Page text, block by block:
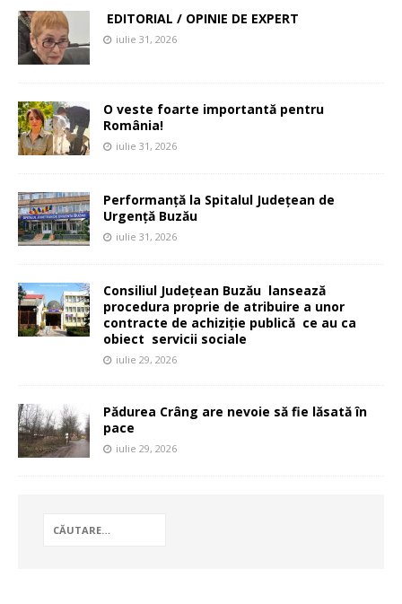
EDITORIAL / OPINIE DE EXPERT
iulie 31, 2026
O veste foarte importantă pentru
România!
iulie 31, 2026
Performanță la Spitalul Județean de
Urgență Buzău
iulie 31, 2026
Consiliul Județean Buzău lansează
procedura proprie de atribuire a unor
contracte de achiziție publică ce au ca
obiect servicii sociale
iulie 29, 2026
Pădurea Crâng are nevoie să fie lăsată în
pace
iulie 29, 2026